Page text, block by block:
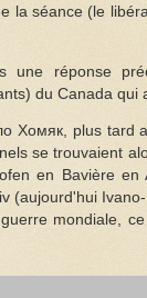
la séance (le
une réponse
du Canada qui
Хомяк, plus tard
se trouvaient
en Bavière en
(aujourd'hui
mondiale,